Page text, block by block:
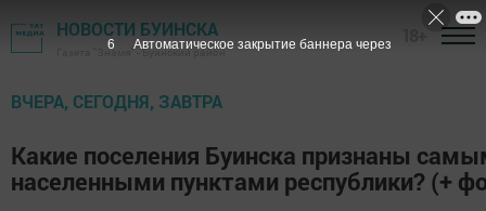
НОВОСТИ БУИНСКА
Газета "Знамя" - Буинский район
ВЧЕРА, СЕГОДНЯ, ЗАВТРА
Какие поселения Буинска признаны
населенными пунктами республики? (+
5 Автоматическое закрытие баннера через